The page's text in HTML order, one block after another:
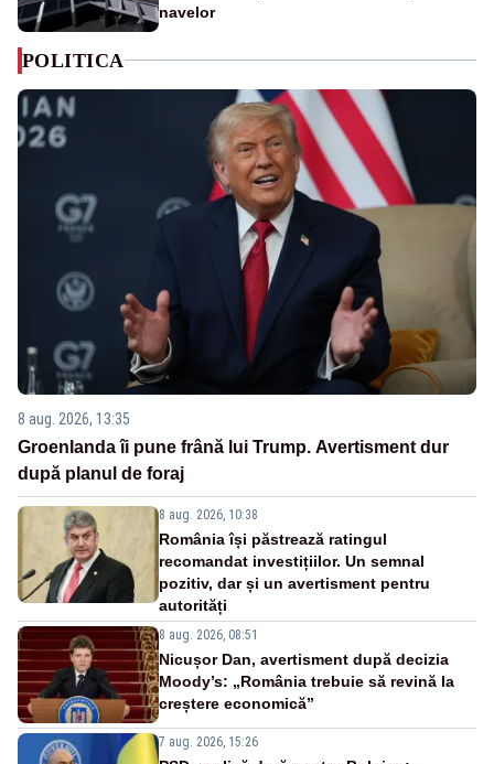
navelor
POLITICA
8 aug. 2026, 13:35
Groenlanda îi pune frână lui Trump. Avertisment dur
după planul de foraj
8 aug. 2026, 10:38
România își păstrează ratingul
recomandat investițiilor. Un semnal
pozitiv, dar și un avertisment pentru
autorități
8 aug. 2026, 08:51
Nicușor Dan, avertisment după decizia
Moody’s: „România trebuie să revină la
creștere economică”
7 aug. 2026, 15:26